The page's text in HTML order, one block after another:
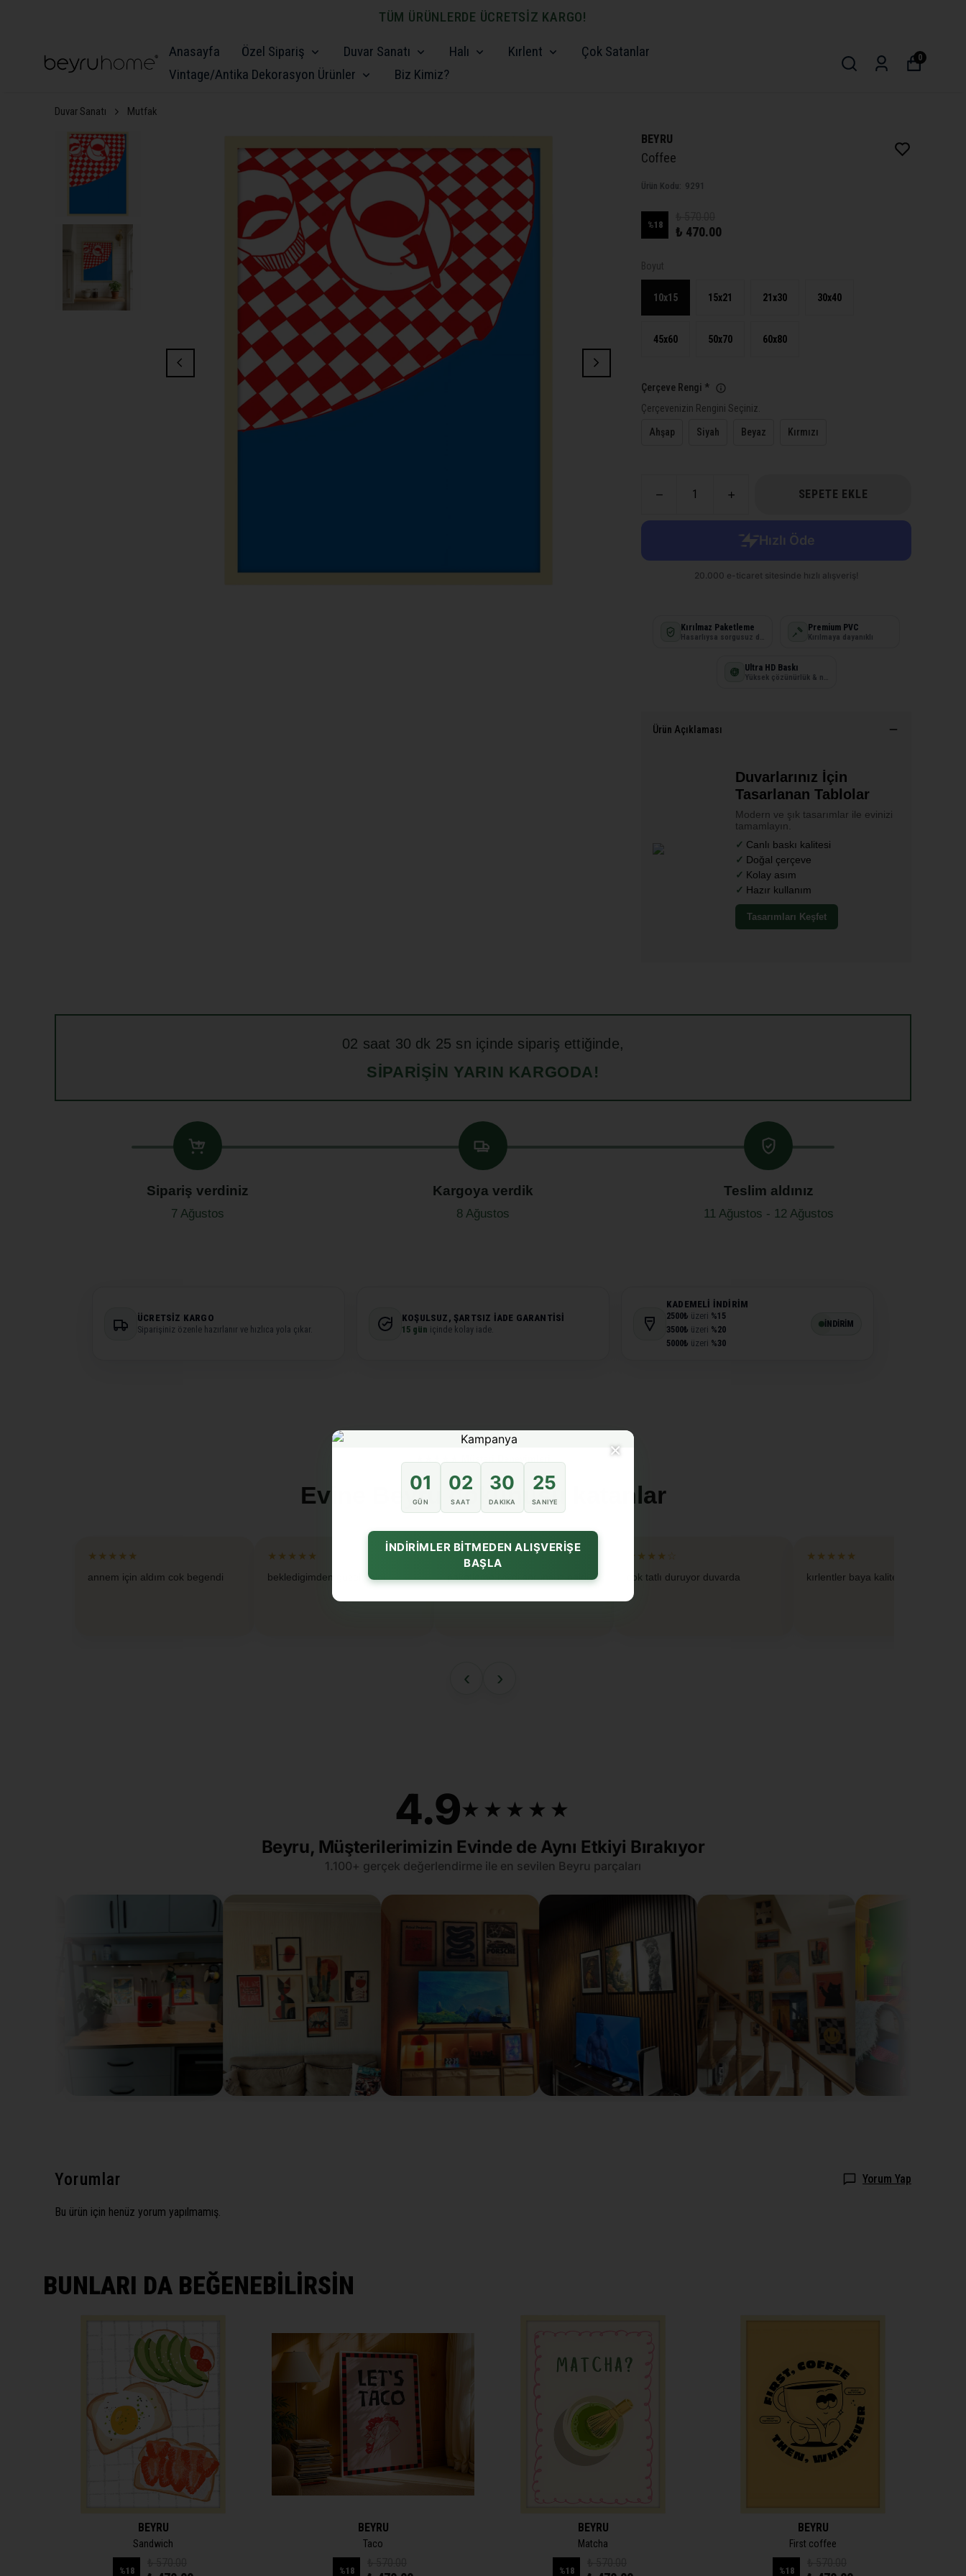
TÜM ÜRÜNLERDE ÜCRETSİZ KARGO!
Anasayfa Özel Sipariş Duvar Sanatı Halı Kırlent
Çok Satanlar
Vintage/Antika Dekorasyon Ürünler
Biz Kimiz?
0
Duvar Sanatı Mutfak
BEYRU
Coffee
Ürün Kodu: 9291
%18 ₺ 470.00
Boyut
10x15 15x21 21x30 30x40
45x60 50x70 60x80
Çerçeve Rengi *
Çerçevenizin Rengini Seçiniz.
Ahşap Siyah Beyaz Kırmızı
SEPETE EKLE
Kırılmaz Paketleme Premium PVC
Kırılmaya dayanıklı
Ultra HD Baskı
Ürün Açıklaması
Duvarlarınız İçin
Tasarlanan Tablolar
Modern ve şık tasarımlar ile evinizi
tamamlayın.
Canlı baskı kalitesi
Doğal çerçeve
Kolay asım
Hazır kullanım
Tasarımları Keşfet
02 saat 30 dk 24 sn içinde sipariş ettiğinde,
SIPARIŞIN YARIN KARGODA!
Sipariş verdiniz
7 Ağustos
Kargoya verdik
8 Ağustos
Teslim aldınız
11 Ağustos - 12 Ağustos
ÜCRETSIZ KARGO
Siparişiniz özenle hazırlanır ve hızlıca yola çıkar.
KOŞULSUZ, ŞARTSIZ İADE GARANTISI
15 gün içinde kolay iade.
KADEMELI İNDIRIM
2500₺ üzeri %15
3500₺ üzeri %20
5000₺ üzeri %30
İNDİRİM
Evine Beyru dokunuşu katanlar
★★★★★
annem için aldım cok begendi
★★★★★
bekledigimden guzel geldi
★★★★☆
cok tatlı duruyor duvarda
★★★★★
kırlentler baya kaliteliymis
‹ ›
4.9★★★★★
★★★★★
Beyru, Müşterilerimizin Evinde de Aynı Etkiyi Bırakıyor
1.100+ gerçek değerlendirme ile en sevilen Beyru parçaları
Yorumlar Yorum Yap
Bu ürün için henüz yorum yapılmamış.
BUNLARI DA BEĞENEBİLİRSİN
BEYRU
Sandwich
%18
BEYRU
Taco
%18
BEYRU
Matcha
%18
BEYRU
First coffee
%18
×
01
GÜN
02
SAAT
30
DAKIKA
24
SANIYE
İNDİRİMLER BİTMEDEN ALIŞVERİŞE
BAŞLA